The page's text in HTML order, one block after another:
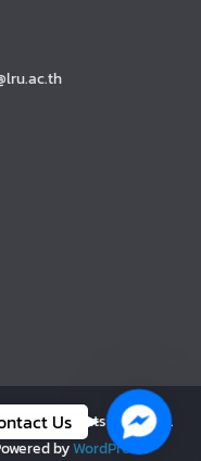
LRU. All rights reserved.
byWordPress.
Us